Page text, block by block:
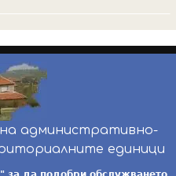
административно-
единици
ekatte.com - условия за